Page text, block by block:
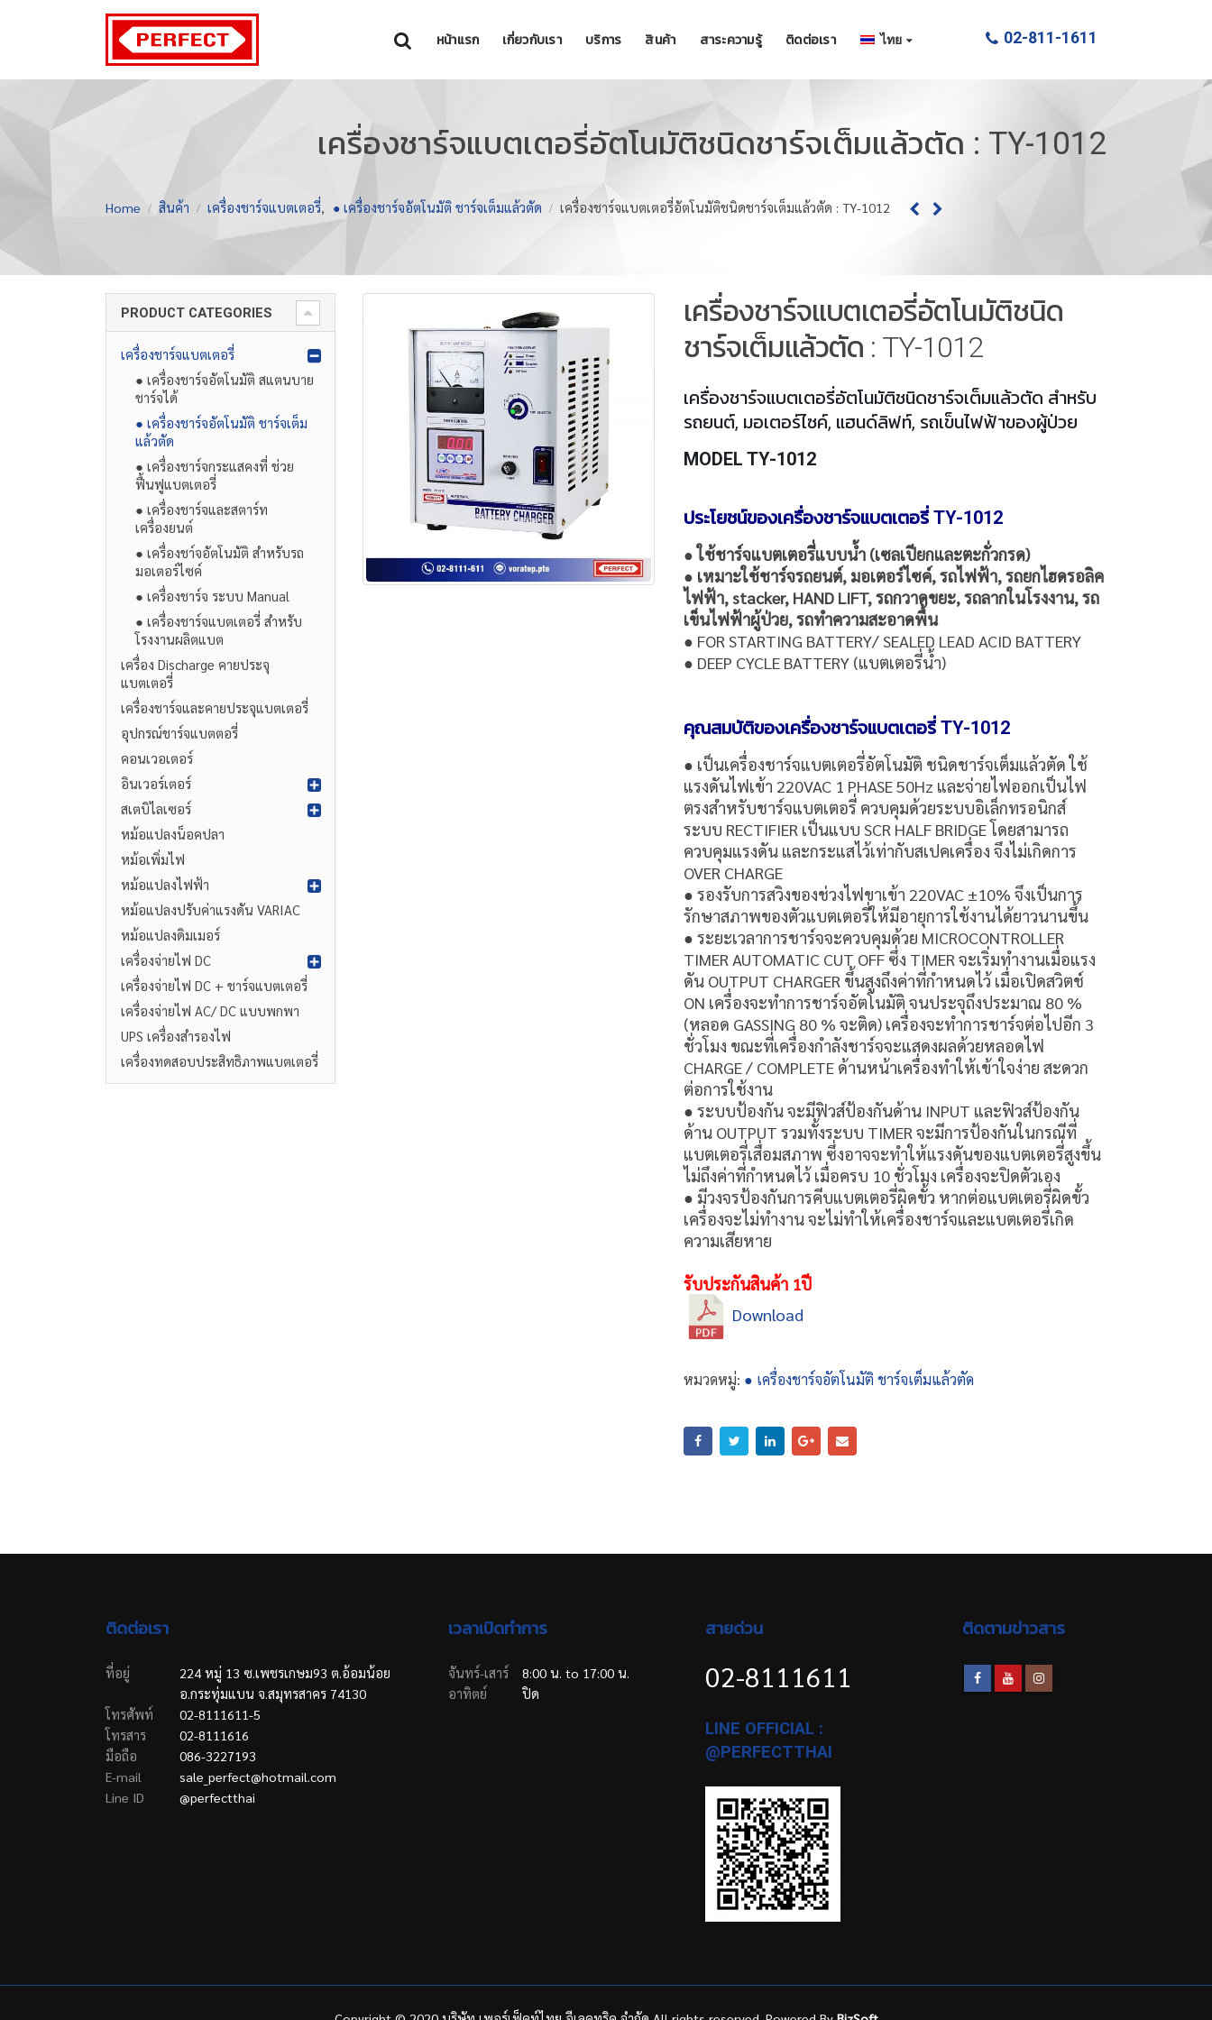
หน้าแรก เกี่ยวกับเรา บริการ สินค้า สาระความรู้ ติดต่อเรา ไทย 02-811-1611
เครื่องชาร์จแบตเตอรี่อัตโนมัติชนิดชาร์จเต็มแล้วตัด : TY-1012
Home สินค้า เครื่องชาร์จแบตเตอรี่ ● เครื่องชาร์จอัตโนมัติ ชาร์จเต็มแล้วตัด เครื่องชาร์จแบตเตอรี่อัตโนมัติชนิดชาร์จเต็มแล้วตัด : TY-1012
เครื่องชาร์จแบตเตอรี่อัตโนมัติชนิด
ชาร์จเต็มแล้วตัด : TY-1012
เครื่องชาร์จแบตเตอรี่อัตโนมัติชนิดชาร์จเต็มแล้วตัด สำหรับ
รถยนต์, มอเตอร์ไซค์, แฮนด์ลิฟท์, รถเข็นไฟฟ้าของผู้ป่วย
MODEL TY-1012
ประโยชน์ของเครื่องชาร์จแบตเตอรี่ TY-1012
●ใช้ชาร์จแบตเตอรี่แบบน้ำ (เซลเปียกและตะกั่วกรด)
● เหมาะใช้ชาร์จรถยนต์, มอเตอร์ไซค์, รถไฟฟ้า, รถยกไฮดรอลิค
ไฟฟ้า, stacker, HAND LIFT, รถกวาดขยะ, รถลากในโรงงาน, รถ
เข็นไฟฟ้าผู้ป่วย, รถทำความสะอาดพื้น
● FOR STARTING BATTERY/ SEALED LEAD ACID BATTERY
● DEEP CYCLE BATTERY (แบตเตอรี่น้ำ)
คุณสมบัติของเครื่องชาร์จแบตเตอรี่ TY-1012
● เป็นเครื่องชาร์จแบตเตอรี่อัตโนมัติ ชนิดชาร์จเต็มแล้วตัด ใช้
แรงดันไฟเข้า 220VAC 1 PHASE 50Hz และจ่ายไฟออกเป็นไฟ
ตรงสำหรับชาร์จแบตเตอรี่ ควบคุมด้วยระบบอิเล็กทรอนิกส์
ระบบ RECTIFIER เป็นแบบ SCR HALF BRIDGE โดยสามารถ
ควบคุมแรงดัน และกระแสไว้เท่ากับสเปคเครื่อง จึงไม่เกิดการ
OVER CHARGE
● รองรับการสวิงของช่วงไฟขาเข้า 220VAC ±10% จึงเป็นการ
รักษาสภาพของตัวแบตเตอรี่ให้มีอายุการใช้งานได้ยาวนานขึ้น
● ระยะเวลาการชาร์จจะควบคุมด้วย MICROCONTROLLER
TIMER AUTOMATIC CUT OFF ซึ่ง TIMER จะเริ่มทำงานเมื่อแรง
ดัน OUTPUT CHARGER ขึ้นสูงถึงค่าที่กำหนดไว้ เมื่อเปิดสวิตช์
ON เครื่องจะทำการชาร์จอัตโนมัติ จนประจุถึงประมาณ 80 %
(หลอด GASSING 80 % จะติด) เครื่องจะทำการชาร์จต่อไปอีก 3
ชั่วโมง ขณะที่เครื่องกำลังชาร์จจะแสดงผลด้วยหลอดไฟ
CHARGE / COMPLETE ด้านหน้าเครื่องทำให้เข้าใจง่าย สะดวก
ต่อการใช้งาน
● ระบบป้องกัน จะมีฟิวส์ป้องกันด้าน INPUT และฟิวส์ป้องกัน
ด้าน OUTPUT รวมทั้งระบบ TIMER จะมีการป้องกันในกรณีที่
แบตเตอรี่เสื่อมสภาพ ซึ่งอาจจะทำให้แรงดันของแบตเตอรี่สูงขึ้น
ไม่ถึงค่าที่กำหนดไว้ เมื่อครบ 10 ชั่วโมง เครื่องจะปิดตัวเอง
● มีวงจรป้องกันการคีบแบตเตอรี่ผิดขั้ว หากต่อแบตเตอรี่ผิดขั้ว
เครื่องจะไม่ทำงาน จะไม่ทำให้เครื่องชาร์จและแบตเตอรี่เกิด
ความเสียหาย
รับประกันสินค้า 1ปี
Download
หมวดหมู่: ● เครื่องชาร์จอัตโนมัติ ชาร์จเต็มแล้วตัด
PRODUCT CATEGORIES
เครื่องชาร์จแบตเตอรี่
● เครื่องชาร์จอัตโนมัติ สแตนบาย
ชาร์จได้
● เครื่องชาร์จอัตโนมัติ ชาร์จเต็ม
แล้วตัด
● เครื่องชาร์จกระแสคงที่ ช่วย
ฟื้นฟูแบตเตอรี่
● เครื่องชาร์จและสตาร์ท
เครื่องยนต์
● เครื่องชา์จอัตโนมัติ สำหรับรถ
มอเตอร์ไซค์
● เครื่องชาร์จ ระบบ Manual
● เครื่องชาร์จแบตเตอรี่ สำหรับ
โรงงานผลิตแบต
เครื่อง Discharge คายประจุ
แบตเตอรี่
เครื่องชาร์จและคายประจุแบตเตอรี่
อุปกรณ์ชาร์จแบตตอรี่
คอนเวอเตอร์
อินเวอร์เตอร์
สเตบิไลเซอร์
หม้อแปลงน็อคปลา
หม้อเพิ่มไฟ
หม้อแปลงไฟฟ้า
หม้อแปลงปรับค่าแรงดัน VARIAC
หม้อแปลงดิมเมอร์
เครื่องจ่ายไฟ DC
เครื่องจ่ายไฟ DC + ชาร์จแบตเตอรี่
เครื่องจ่ายไฟ AC/ DC แบบพกพา
UPS เครื่องสำรองไฟ
เครื่องทดสอบประสิทธิภาพแบตเตอรี่
ติดต่อเรา
ที่อยู่
224 หมู่ 13 ซ.เพชรเกษม93 ต.อ้อมน้อย
อ.กระทุ่มแบน จ.สมุทรสาคร 74130
โทรศัพท์
02-8111611-5
โทรสาร
02-8111616
มือถือ
086-3227193
E-mail
sale_perfect@hotmail.com
Line ID
@perfectthai
เวลาเปิดทำการ
จันทร์-เสาร์
8:00 น. to 17:00 น.
อาทิตย์
ปิด
สายด่วน
02-8111611
LINE OFFICIAL :
@PERFECTTHAI
ติดตามข่าวสาร